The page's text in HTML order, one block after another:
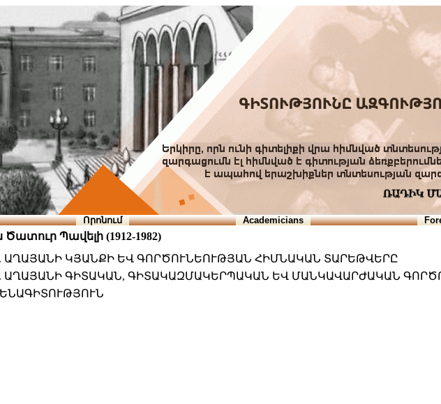
Որոնում Academicians
Պավելի (1912-1982)
ԱՂԱՅԱՆԻ ԿՅԱՆՔԻ ԵՎ ԳՈՐԾՈՒՆԵՈՒԹՅԱՆ ՀԻՄՆԱԿԱՆ ՏԱՐԵԹՎԵՐԸ
ԱՂԱՅԱՆԻ ԳԻՏԱԿԱՆ, ԳԻՏԱԿԱԶՄԱԿԵՐՊԱԿԱՆ ԵՎ ՄԱՆԿԱՎԱՐԺԱԿԱՆ